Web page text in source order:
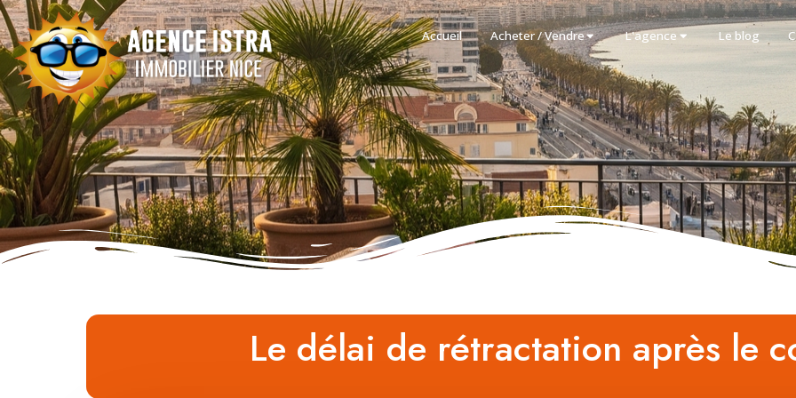
Accueil Acheter / Vendre L'agence Le blog
Le délai de rétractation après le